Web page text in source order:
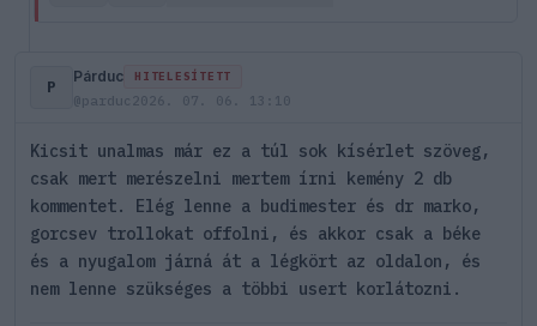
P
Párduc HITELESÍTETT
@parduc 2026. 07. 06. 13:10
Kicsit unalmas már ez a túl sok kísérlet szöveg,
csak mert merészelni mertem írni kemény 2 db
kommentet. Elég lenne a budimester és dr marko,
gorcsev trollokat offolni, és akkor csak a béke
és a nyugalom járná át a légkört az oldalon, és
nem lenne szükséges a többi usert korlátozni.